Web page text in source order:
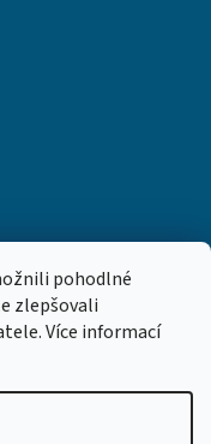
pohodlné
zlepšovali
Více informací